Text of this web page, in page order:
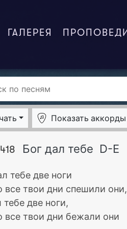
ГАЛЕРЕЯ
Показать аккорды
418 Бог дал тебе D-E
тебе две ноги
все твои дни спешили они,
тебе две ноги,
все твои дни бежали они